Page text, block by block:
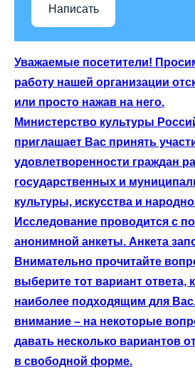
Написать
Уважаемые посетители!
работу нашей организации
или просто нажав на него.
Министерство культуры
приглашает Вас принять
удовлетворенности граждан
государственных и
культуры, искусства и
Исследование проводится с
анонимной анкеты. Анкета
Внимательно прочитайте
выберите тот вариант ответа,
наиболее подходящим для
внимание – на некоторые
давать несколько вариантов
в свободной форме.